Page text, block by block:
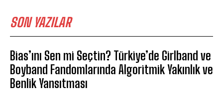
SON YAZILAR
Bias’ını Sen mi Seçtin? Türkiye’de Girlband ve
Boyband Fandomlarında Algoritmik Yakınlık ve
Benlik Yansıtması